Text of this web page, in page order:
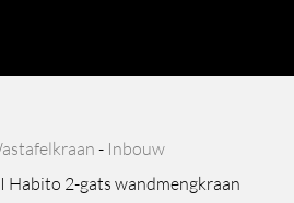
- Inbouw
Habito 2-gats wandmengkraan